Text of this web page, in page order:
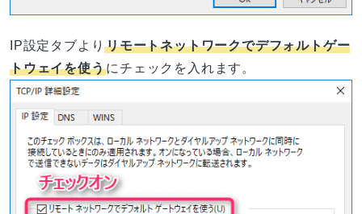
IP設定タブよりリモートネットワークでデフォルトゲー
トウェイを使うにチェックを入れます。